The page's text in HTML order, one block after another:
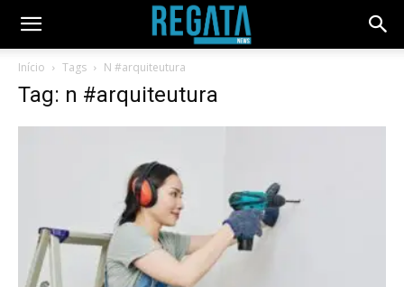
Início Tags N #arquiteutura
Tag: n #arquiteutura